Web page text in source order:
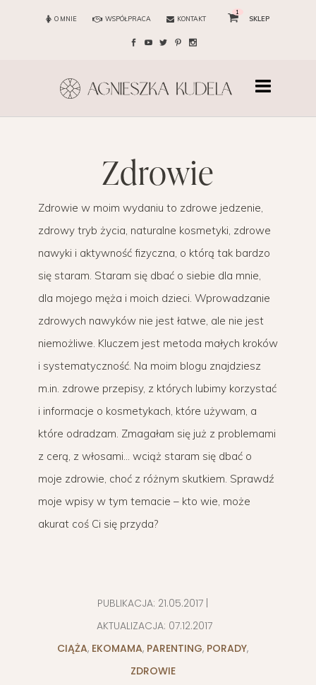
O MNIE WSPÓŁPRACA KONTAKT
1
SKLEP
zdrowie
Zdrowie w moim wydaniu to zdrowe jedzenie,
zdrowy tryb życia, naturalne kosmetyki, zdrowe
nawyki i aktywność fizyczna, o którą tak bardzo
się staram. Staram się dbać o siebie dla mnie,
dla mojego męża i moich dzieci. Wprowadzanie
zdrowych nawyków nie jest łatwe, ale nie jest
niemożliwe. Kluczem jest metoda małych kroków
i systematyczność. Na moim blogu znajdziesz
m.in. zdrowe przepisy, z których lubimy korzystać
i informacje o kosmetykach, które używam, a
które odradzam. Zmagałam się już z problemami
z cerą, z włosami… wciąż staram się dbać o
moje zdrowie, choć z różnym skutkiem. Sprawdź
moje wpisy w tym temacie – kto wie, może
akurat coś Ci się przyda?
PUBLIKACJA: 21.05.2017
AKTUALIZACJA: 07.12.2017
CIĄŻA, EKOMAMA, PARENTING, PORADY,
ZDROWIE